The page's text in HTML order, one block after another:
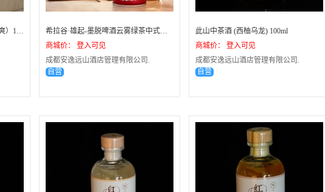
墨脱云雾绿茶中式精酿啤酒（清爽）1L*6
希拉谷·雄起-墨脱啤酒云雾绿茶中式精酿啤酒1L*6
商城价： 登入可见
成都安逸远山酒店管理有限公司.
自营
此山中茶酒 (西柚乌龙) 100ml
商城价： 登入可见
成都安逸远山酒店管理有限公司.
自营